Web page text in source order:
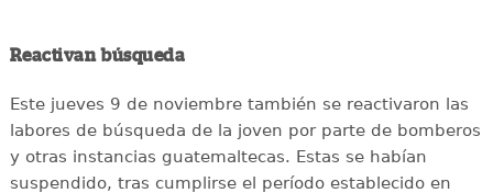
Reactivan búsqueda
Este jueves 9 de noviembre también se reactivaron las
labores de búsqueda de la joven por parte de bomberos
y otras instancias guatemaltecas. Estas se habían
suspendido, tras cumplirse el período establecido en